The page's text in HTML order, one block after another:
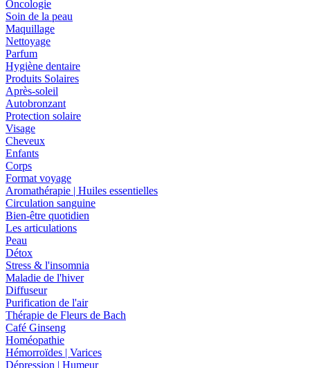
Oncologie
Soin de la peau
Maquillage
Nettoyage
Parfum
Hygiène dentaire
Produits Solaires
Après-soleil
Autobronzant
Protection solaire
Visage
Cheveux
Enfants
Corps
Format voyage
Aromathérapie | Huiles essentielles
Circulation sanguine
Bien-être quotidien
Les articulations
Peau
Détox
Stress & l'insomnia
Maladie de l'hiver
Diffuseur
Purification de l'air
Thérapie de Fleurs de Bach
Café Ginseng
Homéopathie
Hémorroïdes | Varices
Dépression | Humeur